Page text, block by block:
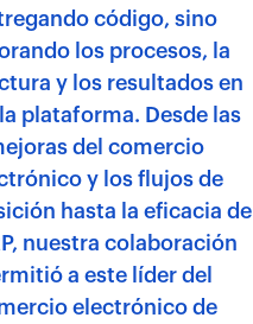
código, sino
los procesos, la
y los resultados en
plataforma. Desde las
del comercio
y los flujos de
hasta la eficacia de
nuestra colaboración
a este líder del
electrónico de